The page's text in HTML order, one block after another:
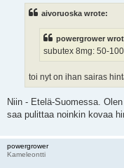
aivoruoska wrote:
powergrower
subutex 8mg: 50-100
toi nyt on ihan sairas
Niin - Etelä-Suomessa.
saa pulittaa noinkin kovaa
powergrower
Kameleontti